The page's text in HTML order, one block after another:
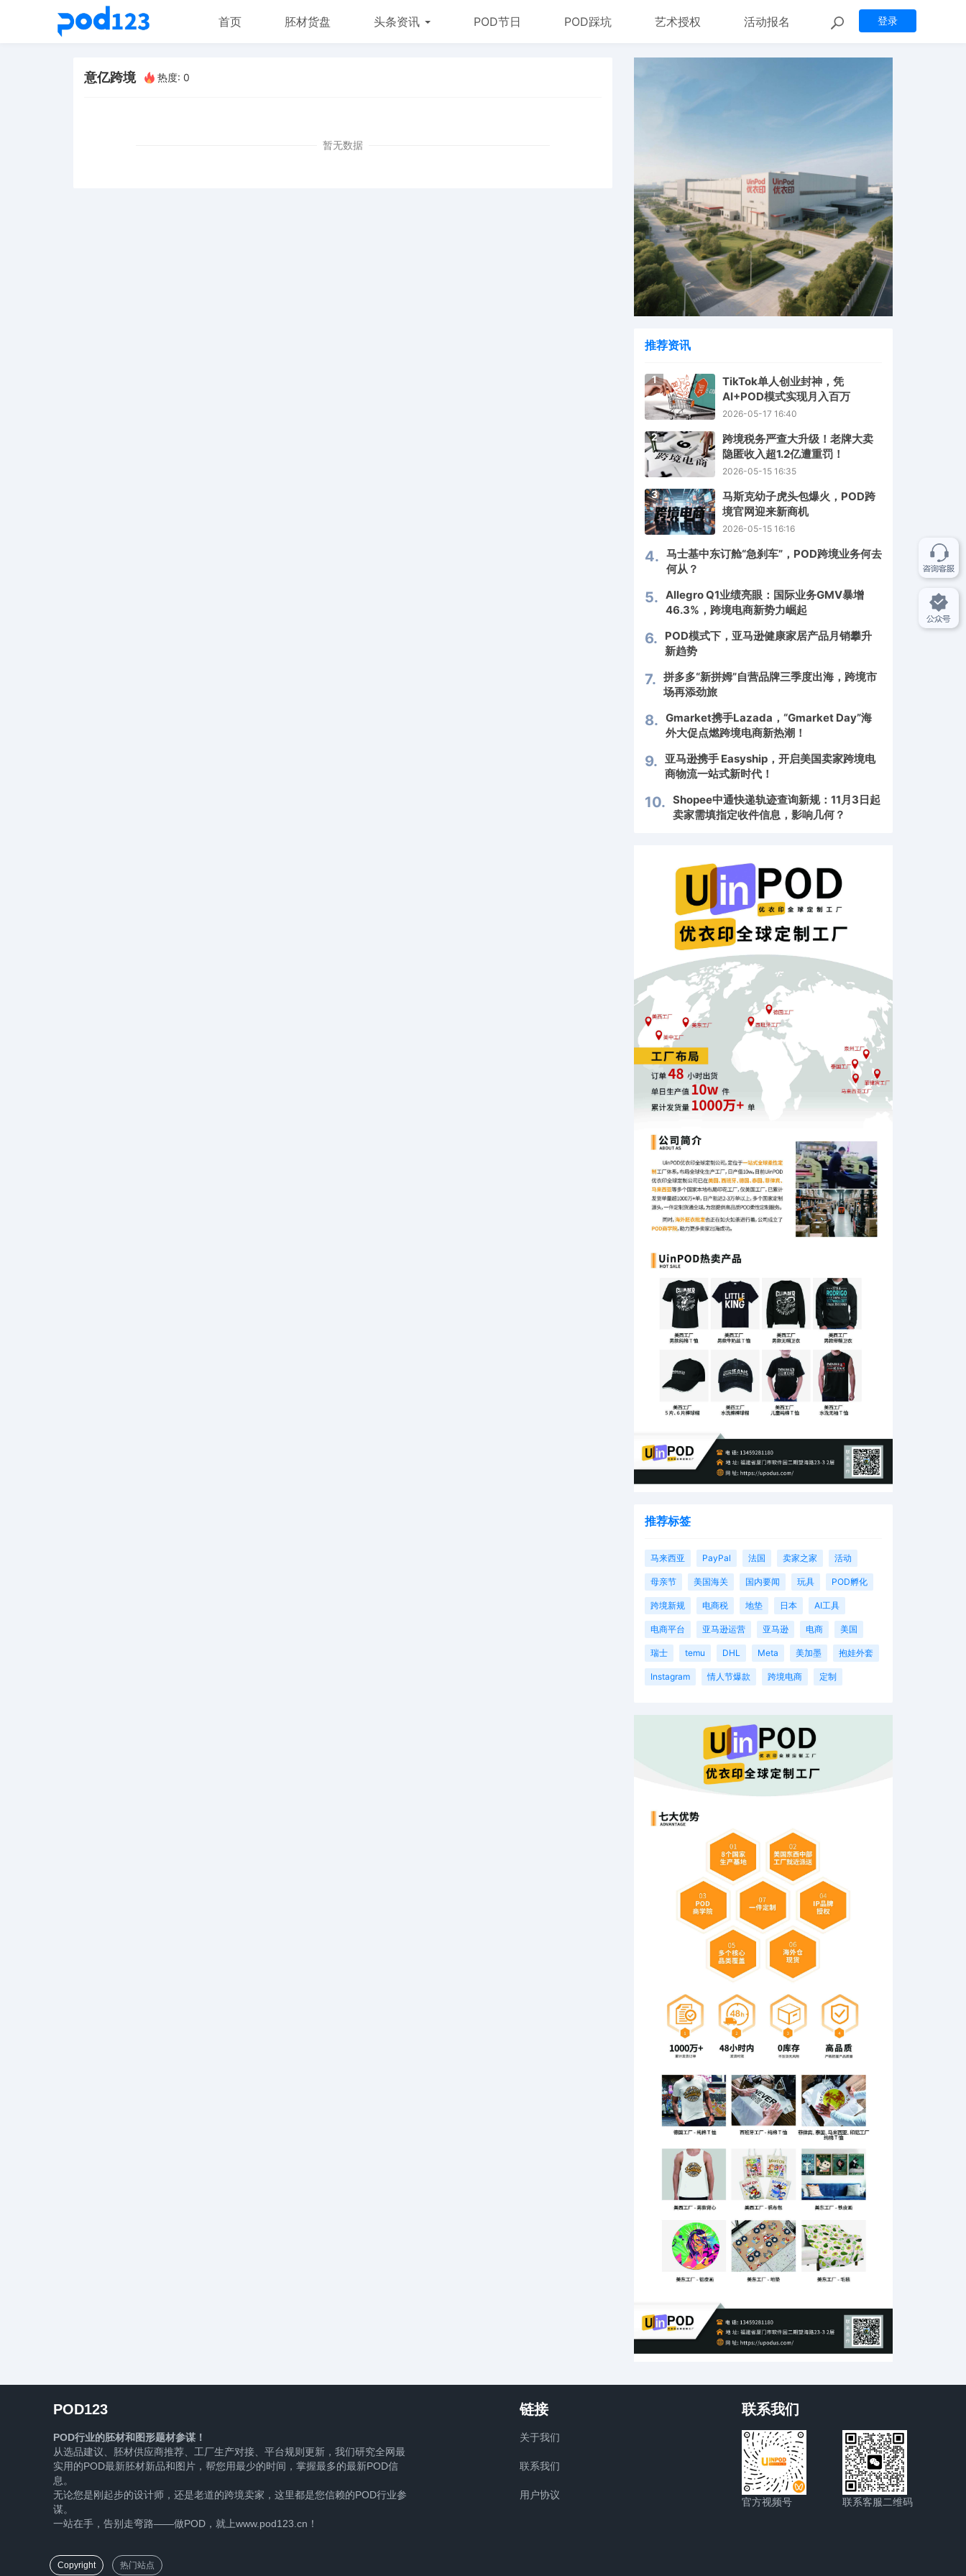
登录
首页 胚材货盘 头条资讯 POD节日 POD踩坑 艺术授权 活动报名
意亿跨境 热度: 0
暂无数据
推荐资讯
1
TikTok单人创业封神，凭
AI+POD模式实现月入百万
2026-05-17 16:40
2
跨境税务严查大升级！老牌大卖
隐匿收入超1.2亿遭重罚！
2026-05-15 16:35
3
马斯克幼子虎头包爆火，POD跨
境官网迎来新商机
2026-05-15 16:16
4. 马士基中东订舱“急刹车”，POD跨境业务何去
何从？
5. Allegro Q1业绩亮眼：国际业务GMV暴增
46.3%，跨境电商新势力崛起
6.
POD模式下，亚马逊健康家居产品月销攀升
新趋势
7. 拼多多“新拼姆”自营品牌三季度出海，跨境市
场再添劲旅
8. Gmarket携手Lazada，“Gmarket Day”海
外大促点燃跨境电商新热潮！
9. 亚马逊携手 Easyship，开启美国卖家跨境电
商物流一站式新时代！
10. Shopee中通快递轨迹查询新规：11月3日起
卖家需填指定收件信息，影响几何？
推荐标签
马来西亚 PayPal 法国 卖家之家 活动
母亲节 美国海关 国内要闻 玩具 POD孵化
跨境新规 电商税 地垫 日本 AI工具
电商平台 亚马逊运营 亚马逊 电商 美国
瑞士 temu DHL Meta 美加墨 抱娃外套
Instagram 情人节爆款 跨境电商 定制
POD123
POD行业的胚材和图形题材参谋！
从选品建议、胚材供应商推荐、工厂生产对接、平台规则更新，我们研究全网最
实用的POD最新胚材新品和图片，帮您用最少的时间，掌握最多的最新POD信
息。
无论您是刚起步的设计师，还是老道的跨境卖家，这里都是您信赖的POD行业参
谋。
一站在手，告别走弯路——做POD，就上www.pod123.cn！
链接
关于我们
联系我们
用户协议
联系我们
官方视频号 联系客服二维码
Copyright 热门站点